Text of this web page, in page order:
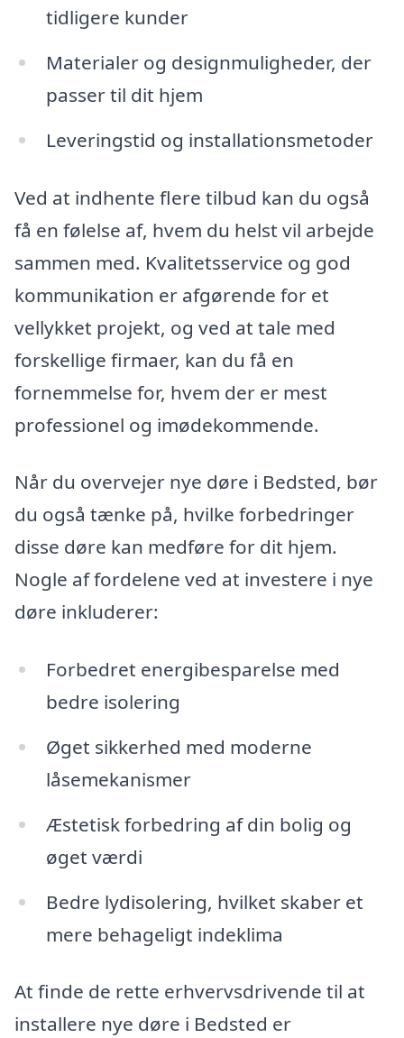
tidligere kunder
Materialer og designmuligheder, der
passer til dit hjem
Leveringstid og installationsmetoder
Ved at indhente flere tilbud kan du også
få en følelse af, hvem du helst vil arbejde
sammen med. Kvalitetsservice og god
kommunikation er afgørende for et
vellykket projekt, og ved at tale med
forskellige firmaer, kan du få en
fornemmelse for, hvem der er mest
professionel og imødekommende.
Når du overvejer nye døre i Bedsted, bør
du også tænke på, hvilke forbedringer
disse døre kan medføre for dit hjem.
Nogle af fordelene ved at investere i nye
døre inkluderer:
Forbedret energibesparelse med
bedre isolering
Øget sikkerhed med moderne
låsemekanismer
Æstetisk forbedring af din bolig og
øget værdi
Bedre lydisolering, hvilket skaber et
mere behageligt indeklima
At finde de rette erhvervsdrivende til at
installere nye døre i Bedsted er